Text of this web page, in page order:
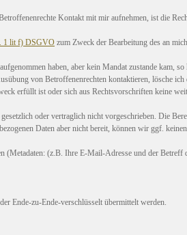
Kontakt mit mir aufnehmen, ist die
1 lit f) DSGVO zum Zweck der Bearbeitung des an
haben, aber kein Mandat zustande kam,
von Betroffenenrechten kontaktieren, lösche
erfüllt ist oder sich aus Rechtsvorschriften keine
oder vertraglich nicht vorgeschrieben. Die
Daten aber nicht bereit, können wir ggf.
(Metadaten: (z.B. Ihre E-Mail-Adresse und der
Ende-zu-Ende-verschlüsselt übermittelt werden.